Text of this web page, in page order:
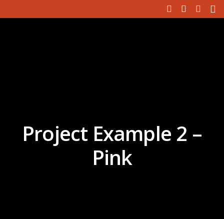
Project Example 2 –
Pink